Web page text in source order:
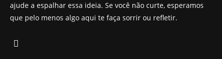
ajude a espalhar essa ideia. Se você não curte, esperamos
que pelo menos algo aqui te faça sorrir ou refletir.